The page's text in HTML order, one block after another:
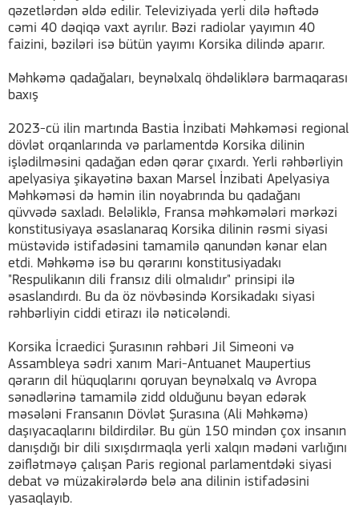
qəzetlərdən əldə edilir. Televiziyada yerli dilə həftədə
cəmi 40 dəqiqə vaxt ayrılır. Bəzi radiolar yayımın 40
faizini, bəziləri isə bütün yayımı Korsika dilində aparır.
Məhkəmə qadağaları, beynəlxalq öhdəliklərə barmaqarası
baxış
2023-cü ilin martında Bastia İnzibati Məhkəməsi regional
dövlət orqanlarında və parlamentdə Korsika dilinin
işlədilməsini qadağan edən qərar çıxardı. Yerli rəhbərliyin
apelyasiya şikayətinə baxan Marsel İnzibati Apelyasiya
Məhkəməsi də həmin ilin noyabrında bu qadağanı
qüvvədə saxladı. Beləliklə, Fransa məhkəmələri mərkəzi
konstitusiyaya əsaslanaraq Korsika dilinin rəsmi siyasi
müstəvidə istifadəsini tamamilə qanundən kənar elan
etdi. Məhkəmə isə bu qərarını konstitusiyadakı
"Respulikanın dili fransız dili olmalıdır" prinsipi ilə
əsaslandırdı. Bu da öz növbəsində Korsikadakı siyasi
rəhbərliyin ciddi etirazı ilə nəticələndi.
Korsika İcraedici Şurasının rəhbəri Jil Simeoni və
Assambleya sədri xanım Mari-Antuanet Maupertius
qərarın dil hüquqlarını qoruyan beynəlxalq və Avropa
sənədlərinə tamamilə zidd olduğunu bəyan edərək
məsələni Fransanın Dövlət Şurasına (Ali Məhkəmə)
daşıyacaqlarını bildirdilər. Bu gün 150 mindən çox insanın
danışdığı bir dili sıxışdırmaqla yerli xalqın mədəni varlığını
zəiflətməyə çalışan Paris regional parlamentdəki siyasi
debat və müzakirələrdə belə ana dilinin istifadəsini
yasaqlayıb.